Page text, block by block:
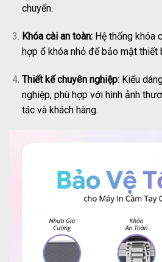
chuyển.
Khóa cài an toàn:Hệ thống khóa
hợp ổ khóa nhỏ để bảo mật thiết
Thiết kế chuyên nghiệp:Kiểu
nghiệp, phù hợp với hình ảnh
tác và khách hàng.